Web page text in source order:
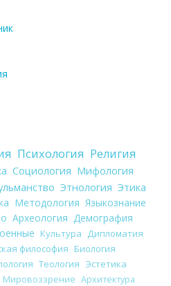
Психология Религия
Социология Мифология
Этнология Этика
Методология Языкознание
Археология Демография
Культура
Дипломатия
философия Биология
Теология Эстетика
Мировоззрение Архитектура